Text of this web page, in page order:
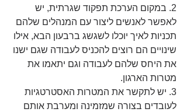
2. במקום הערכת תפקוד שגרתית, יש
לאפשר לאנשים ליצור עם המנהלים שלהם
תכניות לאיך יוכלו לשגשג ברבעון הבא, אילו
שינויים הם רוצים להכניס לעבודה שגם ישנו
את היחס שלהם לעבודה וגם יתאמו את
מטרות הארגון.
3. יש לתקשר את המטרות האסטרטגיות
לעובדים בצורה שמזמינה ומערבת אותם